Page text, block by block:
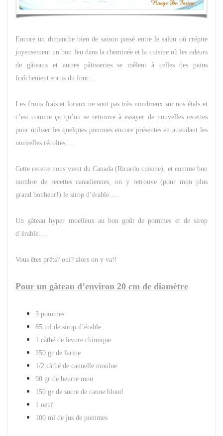
Encore un dimanche bien de saison passé entre le salon où crépite
joyeusement un bon feu dans la cheminée et la cuisine où les odeurs
de gâteaux et autres pâtisseries se mêlent à celles des pains
fraîchement sortis du four…
Les fruits frais et locaux ne sont pas très nombreux sur nos étals et
c’est comme ça qu’on se retrouve à essayer de nouvelles recettes
pour utiliser les quelques pommes encore présentes en attendant les
nouvelles récoltes….
Cette recette nous vient du Canada (Ricardo cuisine), et comme bon
nombre de recettes canadiennes, on y retrouve (pour mon plus
grand bonheur!) le sirop d’érable….
Un gâteau hyper moelleux au bon goût de pommes et de sirop
d’érable….
Vous êtes prêts? oui? alors on y va!!
Pour un gâteau d’environ 20 cm de diamètre
3 pommes
65 ml de sirop d’érable
1 càthé de levure chimique
250 gr de farine
1/2 càthé de cannelle moulue
90 gr de beurre mou
150 gr de sucre de canne blond
1 oeuf
100 ml de jus de pommes